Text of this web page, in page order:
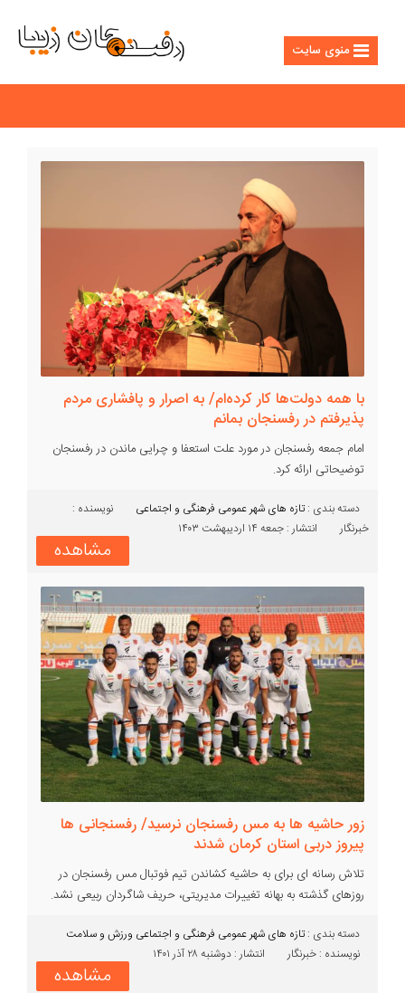
منوی سایت
با همه دولت‌ها کار کرده‌ام/ به اصرار و پافشاری مردم
پذیرفتم در رفسنجان بمانم
امام جمعه رفسنجان در مورد علت استعفا و چرایی ماندن در رفسنجان
توضیحاتی ارائه کرد.
دسته بندی :‌تازه های شهرعمومی فرهنگی و اجتماعی
نویسنده :
خبرنگار
انتشار : جمعه ۱۴ اردیبهشت ۱۴۰۳
مشاهده
زور حاشیه ها به مس رفسنجان نرسید/ رفسنجانی ها
پیروز دربی استان کرمان شدند
تلاش رسانه ای برای به حاشیه کشاندن تیم فوتبال مس رفسنجان در
روزهای گذشته به بهانه تغییرات مدیریتی، حریف شاگردان ربیعی نشد.
دسته بندی :‌تازه های شهرعمومی فرهنگی و اجتماعی ورزش و سلامت
نویسنده : خبرنگار
انتشار : دوشنبه ۲۸ آذر ۱۴۰۱
مشاهده